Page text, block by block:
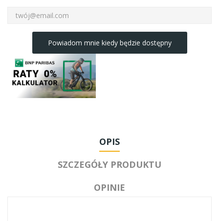
Powiadom mnie kiedy będzie dostępny
OPIS
SZCZEGÓŁY PRODUKTU
OPINIE